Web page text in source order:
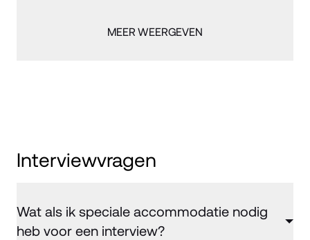
MEER WEERGEVEN
Interviewvragen
Wat als ik speciale accommodatie nodig
heb voor een interview?